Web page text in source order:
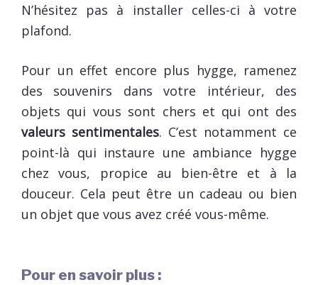
N’hésitez pas à installer celles-ci à votre
plafond.
Pour un effet encore plus hygge, ramenez
des souvenirs dans votre intérieur, des
objets qui vous sont chers et qui ont des
valeurs sentimentales. C’est notamment ce
point-là qui instaure une ambiance hygge
chez vous, propice au bien-être et à la
douceur. Cela peut être un cadeau ou bien
un objet que vous avez créé vous-même.
Pour en savoir plus :